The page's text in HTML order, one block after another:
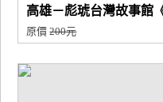
高雄－彪琥台灣故事館
原價200元